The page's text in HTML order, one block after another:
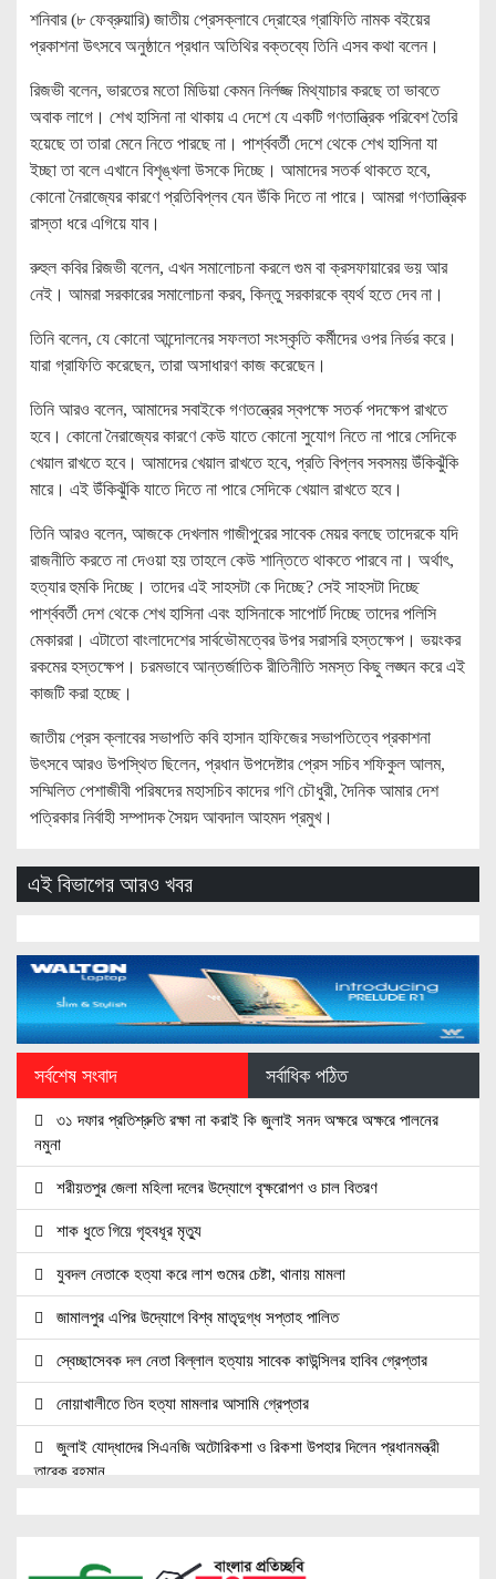
শনিবার (৮ ফেব্রুয়ারি) জাতীয় প্রেসক্লাবে দ্রোহের গ্রাফিতি নামক বইয়ের
প্রকাশনা উৎসবে অনুষ্ঠানে প্রধান অতিথির বক্তব্যে তিনি এসব কথা বলেন।
রিজভী বলেন, ভারতের মতো মিডিয়া কেমন নির্লজ্জ মিথ্যাচার করছে তা ভাবতে
অবাক লাগে। শেখ হাসিনা না থাকায় এ দেশে যে একটি গণতান্ত্রিক পরিবেশ তৈরি
হয়েছে তা তারা মেনে নিতে পারছে না। পার্শ্ববর্তী দেশে থেকে শেখ হাসিনা যা
ইচ্ছা তা বলে এখানে বিশৃঙ্খলা উসকে দিচ্ছে। আমাদের সতর্ক থাকতে হবে,
কোনো নৈরাজ্যের কারণে প্রতিবিপ্লব যেন উঁকি দিতে না পারে। আমরা গণতান্ত্রিক
রাস্তা ধরে এগিয়ে যাব।
রুহুল কবির রিজভী বলেন, এখন সমালোচনা করলে গুম বা ক্রসফায়ারের ভয় আর
নেই। আমরা সরকারের সমালোচনা করব, কিন্তু সরকারকে ব্যর্থ হতে দেব না।
তিনি বলেন, যে কোনো আন্দোলনের সফলতা সংস্কৃতি কর্মীদের ওপর নির্ভর করে।
যারা গ্রাফিতি করেছেন, তারা অসাধারণ কাজ করেছেন।
তিনি আরও বলেন, আমাদের সবাইকে গণতন্ত্রের স্বপক্ষে সতর্ক পদক্ষেপ রাখতে
হবে। কোনো নৈরাজ্যের কারণে কেউ যাতে কোনো সুযোগ নিতে না পারে সেদিকে
খেয়াল রাখতে হবে। আমাদের খেয়াল রাখতে হবে, প্রতি বিপ্লব সবসময় উঁকিঝুঁকি
মারে। এই উঁকিঝুঁকি যাতে দিতে না পারে সেদিকে খেয়াল রাখতে হবে।
তিনি আরও বলেন, আজকে দেখলাম গাজীপুরের সাবেক মেয়র বলছে তাদেরকে যদি
রাজনীতি করতে না দেওয়া হয় তাহলে কেউ শান্তিতে থাকতে পারবে না। অর্থাৎ,
হত্যার হুমকি দিচ্ছে। তাদের এই সাহসটা কে দিচ্ছে? সেই সাহসটা দিচ্ছে
পার্শ্ববর্তী দেশ থেকে শেখ হাসিনা এবং হাসিনাকে সাপোর্ট দিচ্ছে তাদের পলিসি
মেকাররা। এটাতো বাংলাদেশের সার্বভৌমত্বের উপর সরাসরি হস্তক্ষেপ। ভয়ংকর
রকমের হস্তক্ষেপ। চরমভাবে আন্তর্জাতিক রীতিনীতি সমস্ত কিছু লঙ্ঘন করে এই
কাজটি করা হচ্ছে।
জাতীয় প্রেস ক্লাবের সভাপতি কবি হাসান হাফিজের সভাপতিত্বে প্রকাশনা
উৎসবে আরও উপস্থিত ছিলেন, প্রধান উপদেষ্টার প্রেস সচিব শফিকুল আলম,
সম্মিলিত পেশাজীবী পরিষদের মহাসচিব কাদের গণি চৌধুরী, দৈনিক আমার দেশ
পত্রিকার নির্বাহী সম্পাদক সৈয়দ আবদাল আহমদ প্রমুখ।
এই বিভাগের আরও খবর
সর্বশেষ সংবাদ সর্বাধিক পঠিত
৩১ দফার প্রতিশ্রুতি রক্ষা না করাই কি জুলাই সনদ অক্ষরে অক্ষরে পালনের
নমুনা
শরীয়তপুর জেলা মহিলা দলের উদ্যোগে বৃক্ষরোপণ ও চাল বিতরণ
শাক ধুতে গিয়ে গৃহবধূর মৃত্যু
যুবদল নেতাকে হত্যা করে লাশ গুমের চেষ্টা, থানায় মামলা
জামালপুর এপির উদ্যোগে বিশ্ব মাতৃদুগ্ধ সপ্তাহ পালিত
স্বেচ্ছাসেবক দল নেতা বিল্লাল হত্যায় সাবেক কাউন্সিলর হাবিব গ্রেপ্তার
নোয়াখালীতে তিন হত্যা মামলার আসামি গ্রেপ্তার
জুলাই যোদ্ধাদের সিএনজি অটোরিকশা ও রিকশা উপহার দিলেন প্রধানমন্ত্রী
তারেক রহমান
নোয়াখালীতে ৯৭৯০ ইয়াবাসহ দুই পাচারকারী গ্রেপ্তার